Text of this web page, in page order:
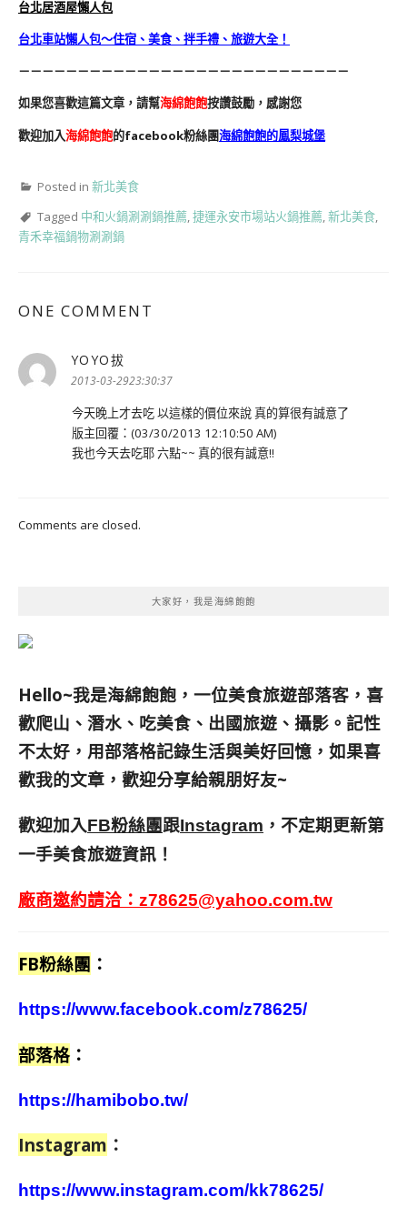
台北居酒屋懶人包
台北車站懶人包～住宿、美食、拌手禮、旅遊大全！
－－－－－－－－－－－－－－－－－－－－－－－－－－－－
如果您喜歡這篇文章，請幫海綿飽飽按讚鼓勵，感謝您
歡迎加入海綿飽飽的facebook粉絲團海綿飽飽的鳳梨城堡
Posted in 新北美食
Tagged 中和火鍋涮涮鍋推薦,捷運永安市場站火鍋推薦,新北美食,
青禾幸福鍋物涮涮鍋
ONE COMMENT
YOYO拔
示:
2013-03-2923:30:37
今天晚上才去吃 以這樣的價位來說 真的算很有誠意了
版主回覆：(03/30/2013 12:10:50 AM)
我也今天去吃耶 六點~~ 真的很有誠意!!
Comments are closed.
大家好，我是海綿飽飽
Hello~我是海綿飽飽，一位美食旅遊部落客， 喜
歡爬山、潛水、吃美食、出國旅遊、攝影。 記性
不太好，用部落格記錄生活與美好回憶， 如果喜
歡我的文章，歡迎分享給親朋好友~
歡迎加入FB粉絲團跟Instagram ，不定期更新第
一手美食旅遊資訊！
廠商邀約請洽： z78625@yahoo.com.tw
FB粉絲團 ：
https://www.facebook.com/z78625/
部落格 ：
https://hamibobo.tw/
Instagram ：
https://www.instagram.com/kk78625/